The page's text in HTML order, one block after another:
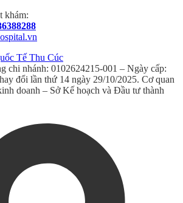
khám:
Tế Thu Cúc
chi nhánh: 0102624215-001 – Ngày cấp:
đổi lần thứ 14 ngày 29/10/2025. Cơ quan
doanh – Sở Kế hoạch và Đầu tư thành